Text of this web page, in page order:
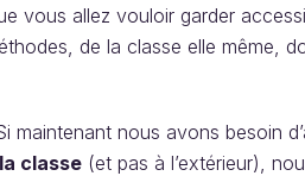
vous allez vouloir garder
de la classe elle même,
nous avons besoin
classe (et pas à l’extérieur),